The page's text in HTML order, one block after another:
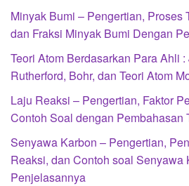
Minyak Bumi – Pengertian, Proses
dan Fraksi Minyak Bumi Dengan
Teori Atom Berdasarkan Para Ahli
Rutherford, Bohr, dan Teori Atom
Laju Reaksi – Pengertian, Faktor
Contoh Soal dengan Pembahasan
Senyawa Karbon – Pengertian,
Reaksi, dan Contoh soal Senyawa
Penjelasannya